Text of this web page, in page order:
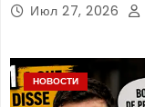
Июл 27, 2026
НОВОСТИ